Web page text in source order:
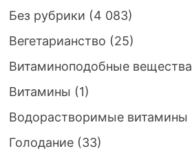
Без рубрики (4 083)
Вегетарианство (25)
Витаминоподобные вещества
Витамины (1)
Водорастворимые витамины
Голодание(33)